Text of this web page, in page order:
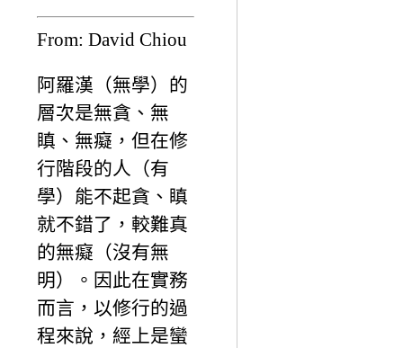
From: David Chiou
阿羅漢（無學）的
層次是無貪、無
瞋、無癡，但在修
行階段的人（有
學）能不起貪、瞋
就不錯了，較難真
的無癡（沒有無
明）。因此在實務
而言，以修行的過
程來說，經上是蠻